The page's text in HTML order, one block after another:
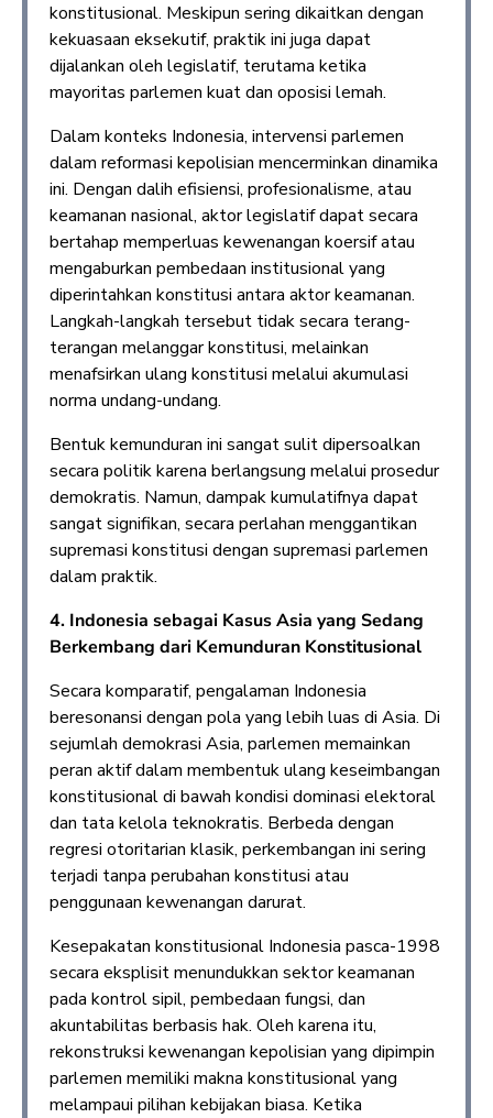
konstitusional. Meskipun sering dikaitkan dengan
kekuasaan eksekutif, praktik ini juga dapat
dijalankan oleh legislatif, terutama ketika
mayoritas parlemen kuat dan oposisi lemah.
Dalam konteks Indonesia, intervensi parlemen
dalam reformasi kepolisian mencerminkan dinamika
ini. Dengan dalih efisiensi, profesionalisme, atau
keamanan nasional, aktor legislatif dapat secara
bertahap memperluas kewenangan koersif atau
mengaburkan pembedaan institusional yang
diperintahkan konstitusi antara aktor keamanan.
Langkah-langkah tersebut tidak secara terang-
terangan melanggar konstitusi, melainkan
menafsirkan ulang konstitusi melalui akumulasi
norma undang-undang.
Bentuk kemunduran ini sangat sulit dipersoalkan
secara politik karena berlangsung melalui prosedur
demokratis. Namun, dampak kumulatifnya dapat
sangat signifikan, secara perlahan menggantikan
supremasi konstitusi dengan supremasi parlemen
dalam praktik.
4. Indonesia sebagai Kasus Asia yang Sedang
Berkembang dari Kemunduran Konstitusional
Secara komparatif, pengalaman Indonesia
beresonansi dengan pola yang lebih luas di Asia. Di
sejumlah demokrasi Asia, parlemen memainkan
peran aktif dalam membentuk ulang keseimbangan
konstitusional di bawah kondisi dominasi elektoral
dan tata kelola teknokratis. Berbeda dengan
regresi otoritarian klasik, perkembangan ini sering
terjadi tanpa perubahan konstitusi atau
penggunaan kewenangan darurat.
Kesepakatan konstitusional Indonesia pasca-1998
secara eksplisit menundukkan sektor keamanan
pada kontrol sipil, pembedaan fungsi, dan
akuntabilitas berbasis hak. Oleh karena itu,
rekonstruksi kewenangan kepolisian yang dipimpin
parlemen memiliki makna konstitusional yang
melampaui pilihan kebijakan biasa. Ketika